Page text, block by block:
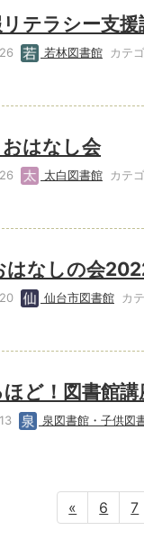
リテラシー支
若林図書館 カテ
おはなし会
太白図書館 カテ
はなしの会
仙台市図書館 カ
ほど！図書館
泉図書館・子供図
« 6 7